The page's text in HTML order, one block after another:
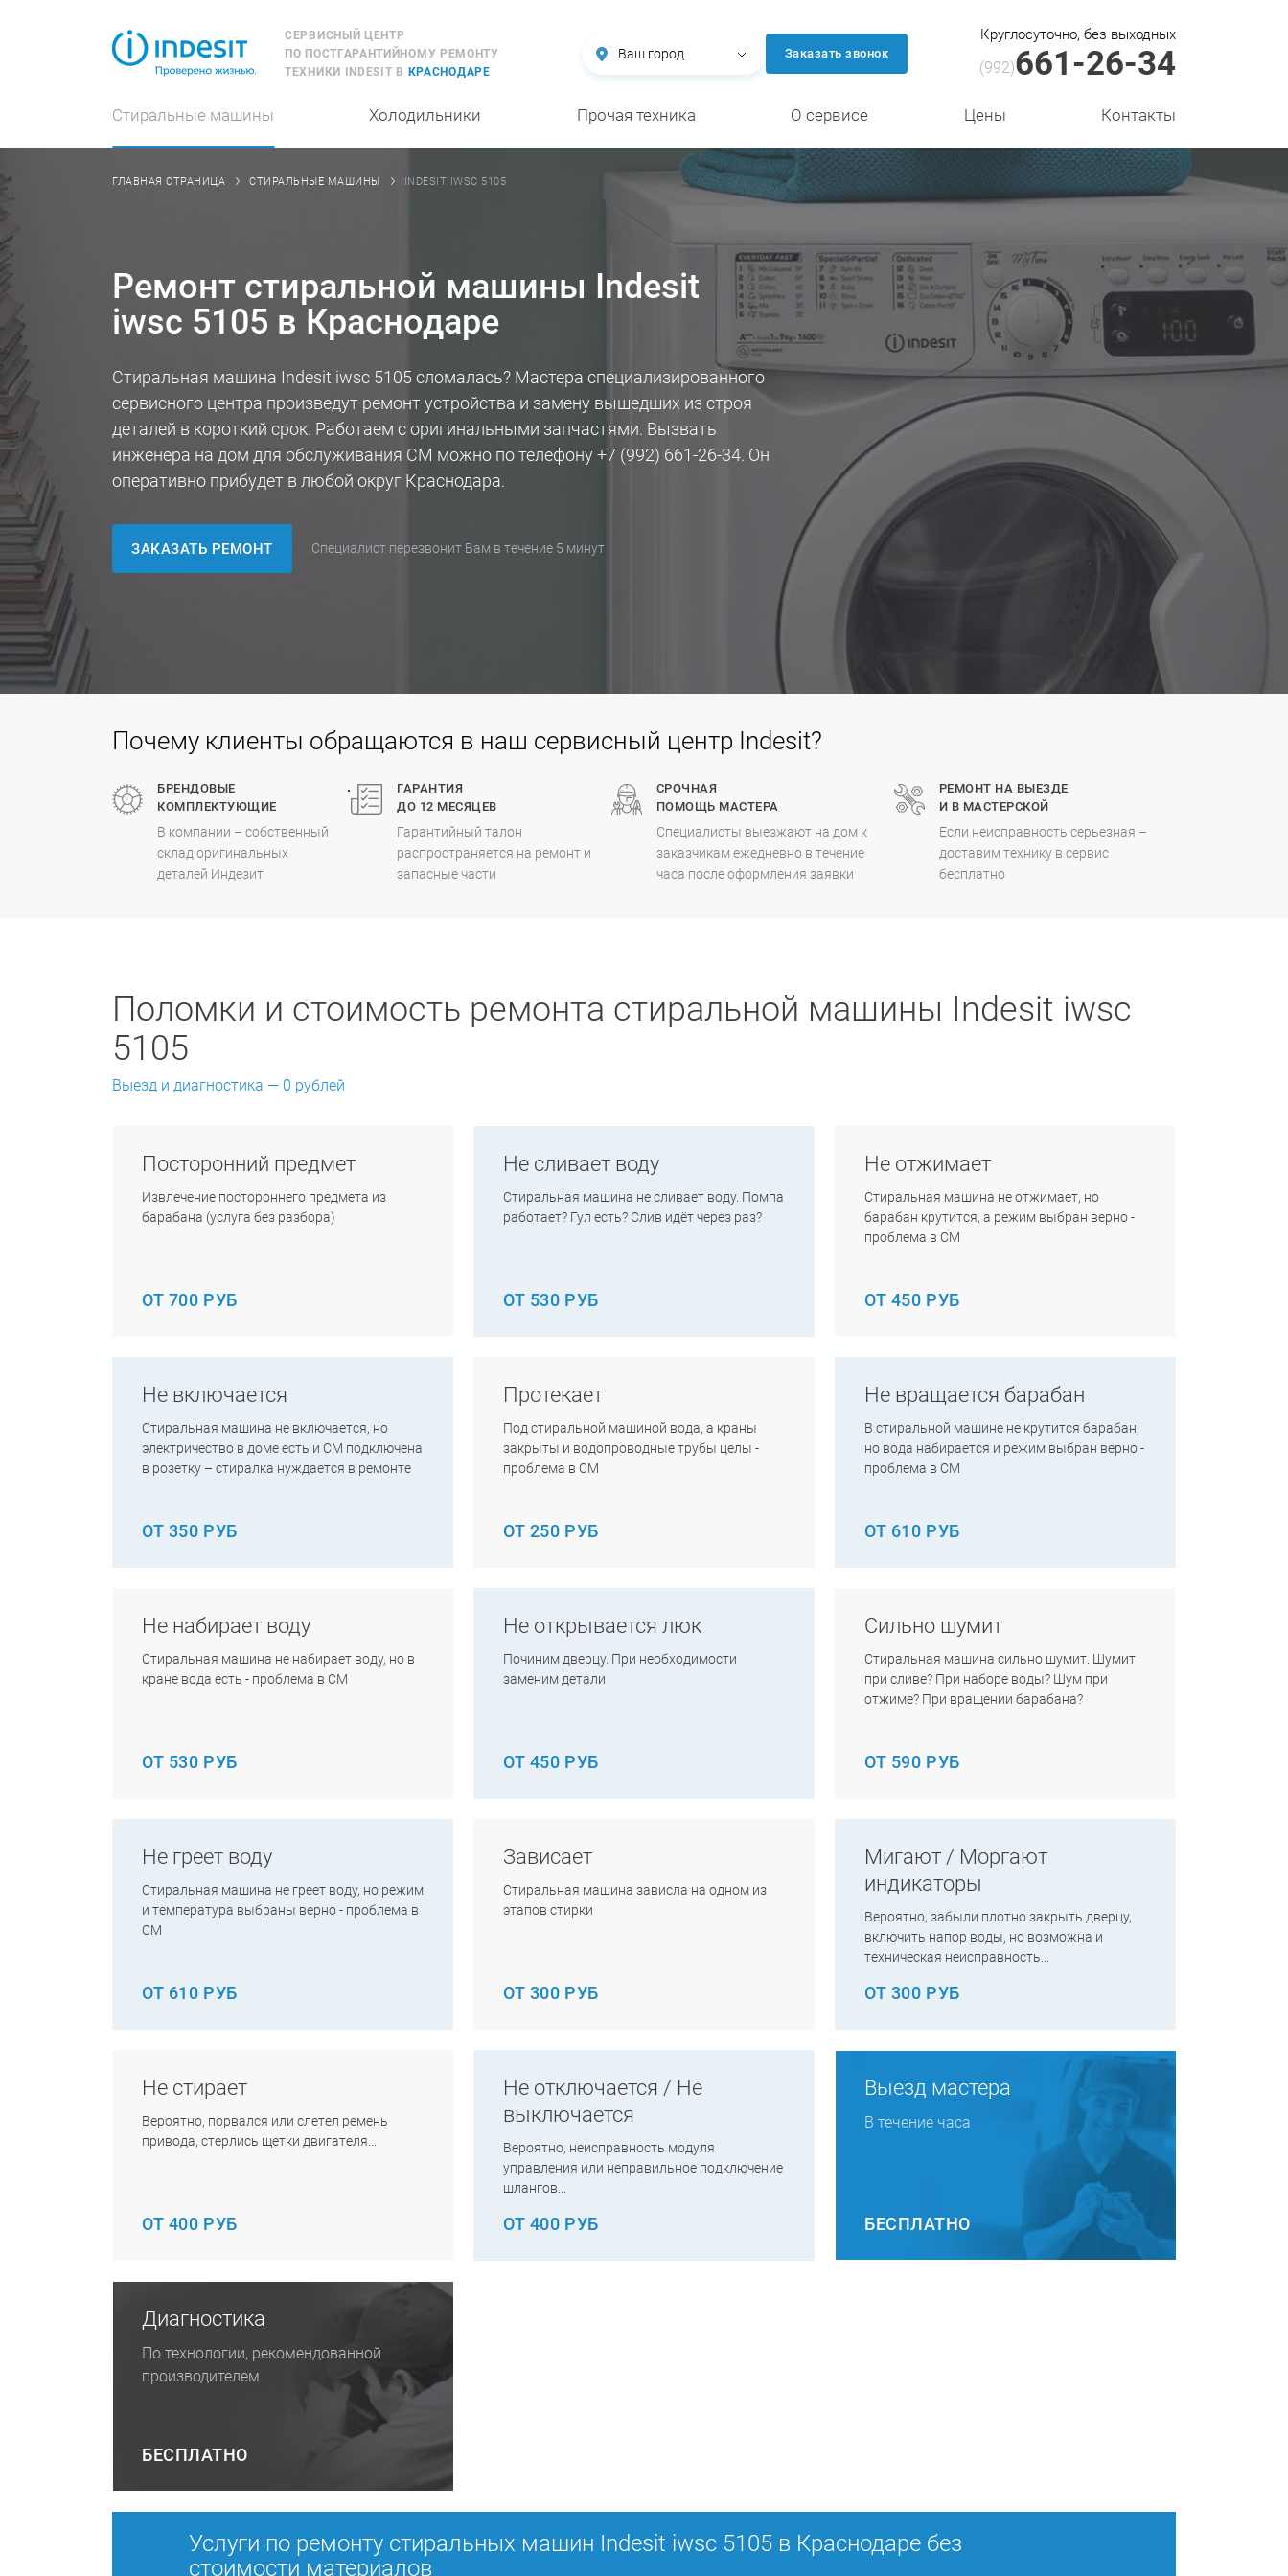
СЕРВИСНЫЙ ЦЕНТР
ПО ПОСТГАРАНТИЙНОМУ РЕМОНТУ
ТЕХНИКИ INDESIT В КРАСНОДАРЕ
Ваш город Заказать звонок
Круглосуточно, без выходных
(992)661-26-34
Стиральные машины Холодильники Прочая техника О сервисе Цены Контакты
ГЛАВНАЯ СТРАНИЦА СТИРАЛЬНЫЕ МАШИНЫ INDESIT IWSC 5105
Ремонт стиральной машины Indesit
iwsc 5105 в Краснодаре
Стиральная машина Indesit iwsc 5105 сломалась? Мастера специализированного
сервисного центра произведут ремонт устройства и замену вышедших из строя
деталей в короткий срок. Работаем с оригинальными запчастями. Вызвать
инженера на дом для обслуживания СМ можно по телефону+7 (992) 661-26-34. Он
оперативно прибудет в любой округ Краснодара.
ЗАКАЗАТЬ РЕМОНТ Специалист перезвонит Вам в течение 5 минут
Почему клиенты обращаются в наш сервисный центр Indesit?
БРЕНДОВЫЕ
КОМПЛЕКТУЮЩИЕ
В компании – собственный
склад оригинальных
деталей Индезит
.
ГАРАНТИЯ
ДО 12 МЕСЯЦЕВ
Гарантийный талон
распространяется на ремонт и
запасные части
СРОЧНАЯ
ПОМОЩЬ МАСТЕРА
Специалисты выезжают на дом к
заказчикам ежедневно в течение
часа после оформления заявки
РЕМОНТ НА ВЫЕЗДЕ
И В МАСТЕРСКОЙ
Если неисправность серьезная –
доставим технику в сервис
бесплатно
Поломки и стоимость ремонта стиральной машины Indesit iwsc
5105
Выезд и диагностика — 0 рублей
Посторонний предмет
Извлечение постороннего предмета из
барабана (услуга без разбора)
ОТ 700 РУБ
Не сливает воду
Стиральная машина не сливает воду. Помпа
работает? Гул есть? Слив идёт через раз?
ОТ 530 РУБ
Не отжимает
Стиральная машина не отжимает, но
барабан крутится, а режим выбран верно -
проблема в СМ
ОТ 450 РУБ
Не включается
Стиральная машина не включается, но
электричество в доме есть и СМ подключена
в розетку – стиралка нуждается в ремонте
ОТ 350 РУБ
Протекает
Под стиральной машиной вода, а краны
закрыты и водопроводные трубы целы -
проблема в СМ
ОТ 250 РУБ
Не вращается барабан
В стиральной машине не крутится барабан,
но вода набирается и режим выбран верно -
проблема в СМ
ОТ 610 РУБ
Не набирает воду
Стиральная машина не набирает воду, но в
кране вода есть - проблема в СМ
ОТ 530 РУБ
Не открывается люк
Починим дверцу. При необходимости
заменим детали
ОТ 450 РУБ
Сильно шумит
Стиральная машина сильно шумит. Шумит
при сливе? При наборе воды? Шум при
отжиме? При вращении барабана?
ОТ 590 РУБ
Не греет воду
Стиральная машина не греет воду, но режим
и температура выбраны верно - проблема в
СМ
ОТ 610 РУБ
Зависает
Стиральная машина зависла на одном из
этапов стирки
ОТ 300 РУБ
Мигают / Моргают
индикаторы
Вероятно, забыли плотно закрыть дверцу,
включить напор воды, но возможна и
техническая неисправность...
ОТ 300 РУБ
Не стирает
Вероятно, порвался или слетел ремень
привода, стерлись щетки двигателя...
ОТ 400 РУБ
Не отключается / Не
выключается
Вероятно, неисправность модуля
управления или неправильное подключение
шлангов...
ОТ 400 РУБ
Выезд мастера
В течение часа
БЕСПЛАТНО
Диагностика
По технологии, рекомендованной
производителем
БЕСПЛАТНО
Услуги по ремонту стиральных машин Indesit iwsc 5105 в Краснодаре без
стоимости материалов